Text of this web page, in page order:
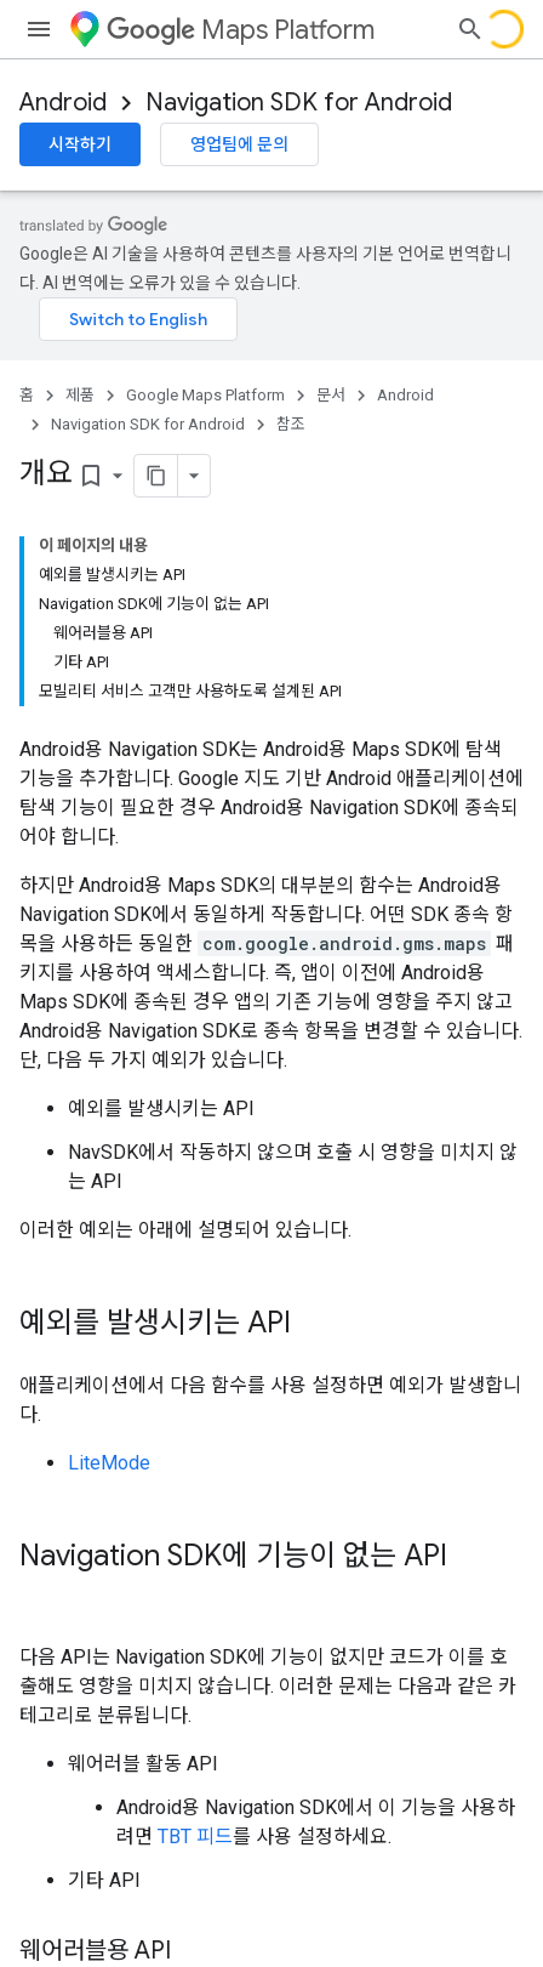
Maps Platform
Android Navigation SDK for Android
시작하기 영업팀에 문의
Google은 AI 기술을 사용하여 콘텐츠를 사용자의 기본 언어로 번역합니
다. AI 번역에는 오류가 있을 수 있습니다.
홈 제품 Google Maps Platform 문서
Android
Navigation SDK for Android
참조
개요 bookmark_border
이 페이지의 내용
예외를 발생시키는 API
Navigation SDK에 기능이 없는 API
웨어러블용 API
기타 API
모빌리티 서비스 고객만 사용하도록 설계된 API
Android용 Navigation SDK는 Android용 Maps SDK에 탐색
기능을 추가합니다. Google 지도 기반 Android 애플리케이션에
탐색 기능이 필요한 경우 Android용 Navigation SDK에 종속되
어야 합니다.
하지만 Android용 Maps SDK의 대부분의 함수는 Android용
Navigation SDK에서 동일하게 작동합니다. 어떤 SDK 종속 항
목을 사용하든 동일한 com.google.android.gms.maps 패
키지를 사용하여 액세스합니다. 즉, 앱이 이전에 Android용
Maps SDK에 종속된 경우 앱의 기존 기능에 영향을 주지 않고
Android용 Navigation SDK로 종속 항목을 변경할 수 있습니다.
단, 다음 두 가지 예외가 있습니다.
예외를 발생시키는 API
NavSDK에서 작동하지 않으며 호출 시 영향을 미치지 않
는 API
이러한 예외는 아래에 설명되어 있습니다.
예외를 발생시키는 API
애플리케이션에서 다음 함수를 사용 설정하면 예외가 발생합니
다.
LiteMode
Navigation SDK에 기능이 없는 API
다음 API는 Navigation SDK에 기능이 없지만 코드가 이를 호
출해도 영향을 미치지 않습니다. 이러한 문제는 다음과 같은 카
테고리로 분류됩니다.
웨어러블 활동 API
Android용 Navigation SDK에서 이 기능을 사용하
려면 TBT 피드를 사용 설정하세요.
기타 API
웨어러블용 API